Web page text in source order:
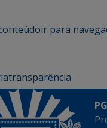
ir para
transparência